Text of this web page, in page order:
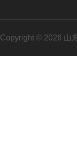
Copyright © 2026 山